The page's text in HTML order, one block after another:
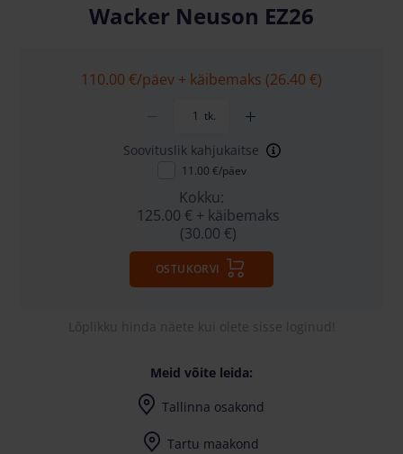
Wacker Neuson EZ26
110.00 €/päev + käibemaks (26.40 €)
tk.
Soovituslik kahjukaitse
11.00 €/päev
Kokku:
125.00 € + käibemaks
(30.00 €)
OSTUKORVI
Lõplikku hinda näete kui olete sisse loginud!
Meid võite leida:
Tallinna osakond
Tartu maakond